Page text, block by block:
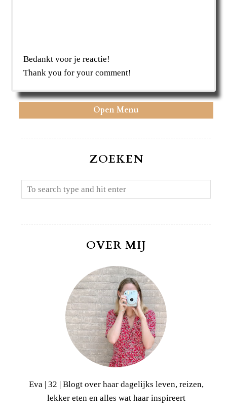
Bedankt voor je reactie!
Thank you for your comment!
Open Menu
ZOEKEN
OVER MIJ
Eva | 32 | Blogt over haar dagelijks leven, reizen,
lekker eten en alles wat haar inspireert